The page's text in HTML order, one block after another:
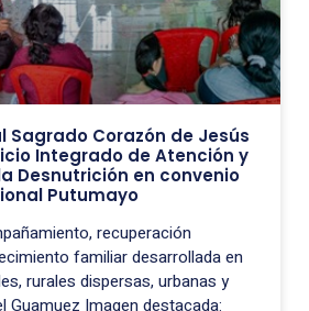
Sagrado Corazón de Jesús
Integrado de Atención y
Desnutrición en convenio
Putumayo
recuperación
familiar desarrollada en
rurales dispersas, urbanas y
Guamuez Imagen destacada: